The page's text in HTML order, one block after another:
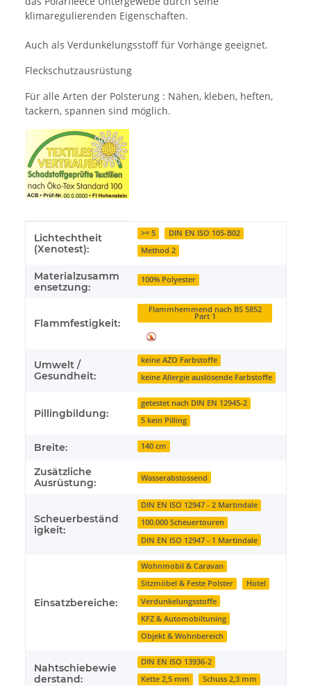
klimaregulierenden Eigenschaften.
Auch als Verdunkelungsstoff für Vorhänge geeignet.
Fleckschutzausrüstung
Für alle Arten der Polsterung : Nähen, kleben, heften,
tackern, spannen sind möglich.
Produkteigenschaft
Wert
Lichtechtheit
(Xenotest):
>= 5
DIN EN ISO 105-B02
Method 2
Materialzusamm
ensetzung:
100% Polyester
Flammfestigkeit:
Flammhemmend nach BS 5852
Part 1
Umwelt /
Gesundheit:
keine AZO Farbstoffe
keine Allergie auslösende Farbstoffe
Pillingbildung:
getestet nach DIN EN 12945-2
5 kein Pilling
Breite: 140 cm
Zusätzliche
Ausrüstung:
Wasserabstossend
Scheuerbeständ
igkeit:
DIN EN ISO 12947 - 2 Martindale
100.000 Scheuertouren
DIN EN ISO 12947 - 1 Martindale
Einsatzbereiche:
Wohnmobil & Caravan
Sitzmöbel & Feste Polster
Hotel
Verdunkelungsstoffe
KFZ & Automobiltuning
Objekt & Wohnbereich
Nahtschiebewie
derstand:
DIN EN ISO 13936-2
Kette 2,5 mm
Schuss 2,3 mm